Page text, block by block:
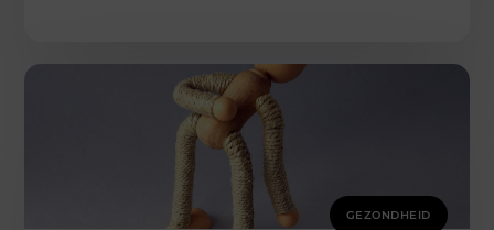
GEZONDHEID